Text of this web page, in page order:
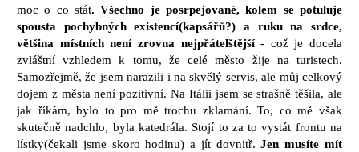
moc o co stát. Všechno je posrpejované, kolem se potuluje
spousta pochybných existencí(kapsářů?) a ruku na srdce,
většina místních není zrovna nejpřátelštější- což je docela
zvláštní vzhledem k tomu, že celé město žije na turistech.
Samozřejmě, že jsem narazili i na skvělý servis, ale můj celkový
dojem z města není pozitivní. Na Itálii jsem se strašně těšila, ale
jak říkám, bylo to pro mě trochu zklamání. To, co mě však
skutečně nadchlo, byla katedrála. Stojí to za to vystát frontu na
lístky(čekali jsme skoro hodinu) a jít dovnitř.Jen musíte mít